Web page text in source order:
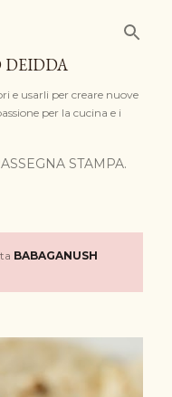
DEIDDA
e usarli per creare nuove
per la cucina e i
STAMPA.
BABAGANUSH